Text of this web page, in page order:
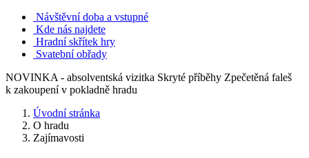
Návštěvní doba a vstupné
Kde nás najdete
Hradní skřítek hry
Svatební obřady
NOVINKA - absolventská vizitka Skryté příběhy Zpečetěná faleš
k zakoupení v pokladně hradu
Úvodní stránka
O hradu
Zajímavosti